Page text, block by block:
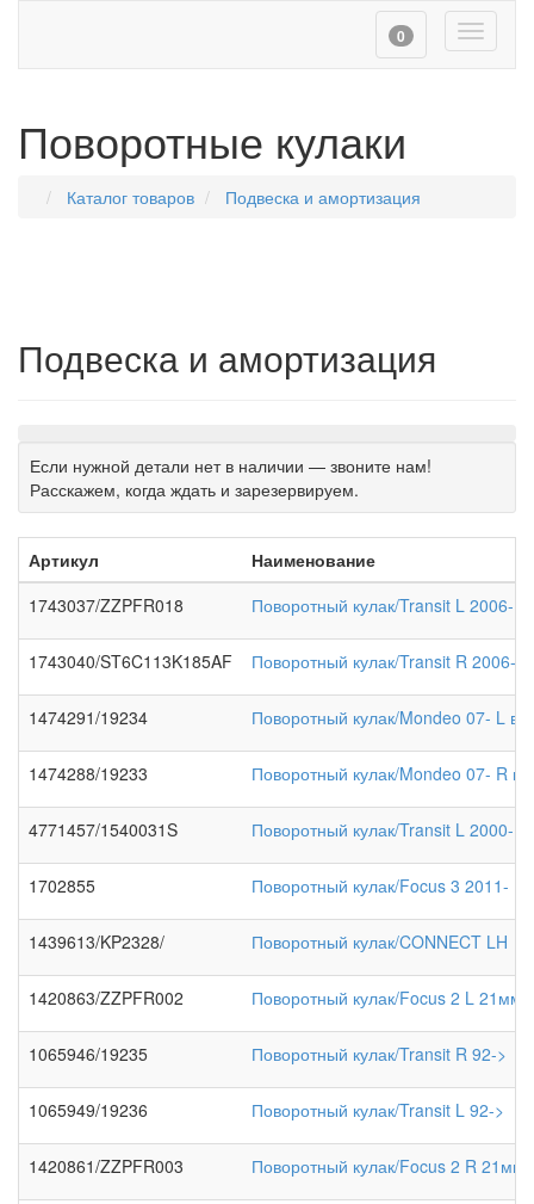
Toggle
0
Поворотные кулаки
Каталог товаров Подвеска и амортизация
Подвеска и амортизация
Если нужной детали нет в наличии — звоните нам!
Расскажем, когда ждать и зарезервируем.
Артикул
Наименование
1743037/ZZPFR018
Поворотный кулак/Transit L 2006->
1743040/ST6C113K185AF Поворотный кулак/Transit R 2006->
1474291/19234 Поворотный кулак/Mondeo 07- L
1474288/19233 Поворотный кулак/Mondeo 07- R
4771457/1540031S Поворотный кулак/Transit L 2000->
1702855 Поворотный кулак/Focus 3 2011-
1439613/KP2328/ Поворотный кулак/CONNECT LH
1420863/ZZPFR002 Поворотный кулак/Focus 2 L 21мм
1065946/19235 Поворотный кулак/Transit R 92->
1065949/19236 Поворотный кулак/Transit L 92->
1420861/ZZPFR003 Поворотный кулак/Focus 2 R 21мм